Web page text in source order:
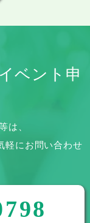
イベント申
は、
軽にお問い合わせ